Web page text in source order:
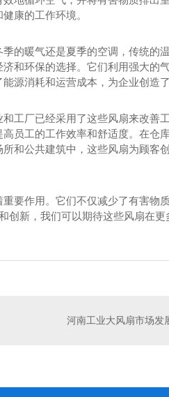
负压风机1260型
康的工作环境。
的暖气还是夏季的空调，传统的
和环保的选择。它们利用强大的
源消耗和运营成本，为企业创造
工厂已经采用了这些风扇来改善
员工的工作效率和舒适度。在仓
和公共建筑中，这些风扇为顾客
要作用。它们不仅减少了有害物
创新，我们可以期待这些风扇在
河南工业大风扇市场发